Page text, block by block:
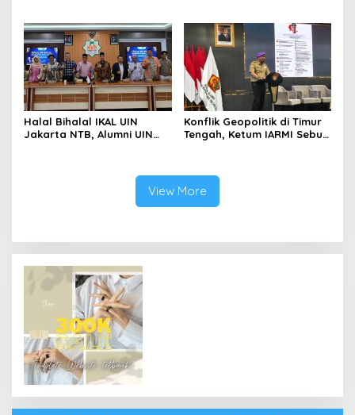
Keterbatasan
Halal Bihalal IKAL UIN
Jakarta NTB, Alumni UIN
Konflik Geopolitik di Timur
Tengah, Ketum IARMI Sebut
View More